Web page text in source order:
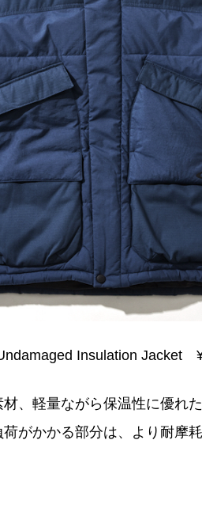
Insulation Jacket
、軽量ながら保温性に優れ
がかかる部分は、より耐摩